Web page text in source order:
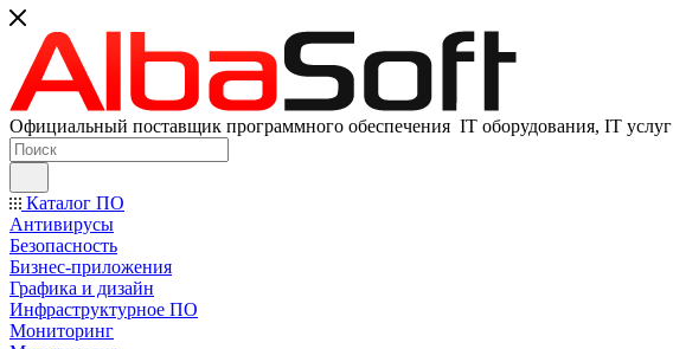
Официальный поставщик программного обеспечения IT оборудования, IT услуг
Каталог ПО
Антивирусы
Безопасность
Бизнес-приложения
Графика и дизайн
Инфраструктурное ПО
Мониторинг